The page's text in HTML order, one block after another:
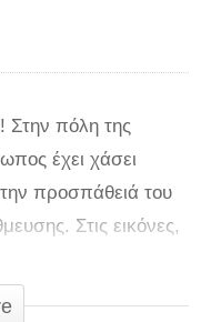
Στην πόλη της
έχει χάσει
προσπάθειά του
Στις εικόνες,
με νύχια